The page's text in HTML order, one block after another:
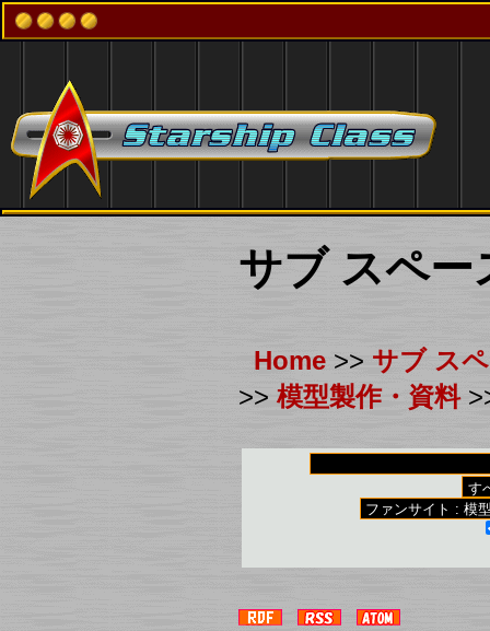
サブ スペー
Home >> サブ ス
>> 模型製作・資料